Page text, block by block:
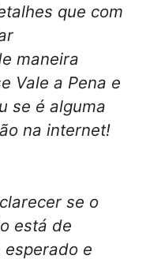
que com
maneira
Vale a Pena e
se é alguma
na internet!
se o
está de
e